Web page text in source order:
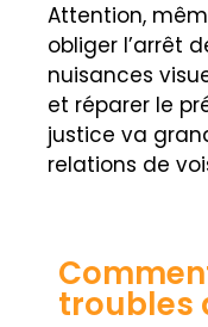
Attention,
obliger l’arrêt
nuisances
et réparer le
justice va
relations de
troubles